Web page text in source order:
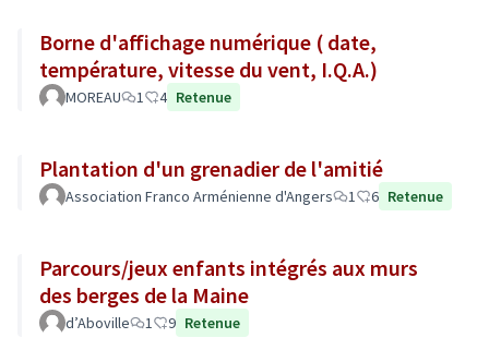
Borne d'affichage numérique ( date,
température, vitesse du vent, I.Q.A.)
MOREAU 1 4 Retenue
Plantation d'un grenadier de l'amitié
Association Franco Arménienne d'Angers 1 6 Retenue
Parcours/jeux enfants intégrés aux murs
des berges de la Maine
d’Aboville 1 9 Retenue